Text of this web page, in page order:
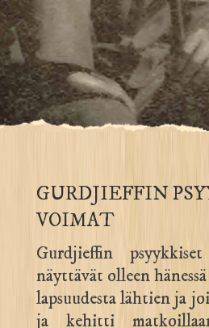
GURDJIEFFIN
VOIMAT
Gurdjieffin
näyttävät olleen
lapsuudesta lähtien ja
ja kehitti